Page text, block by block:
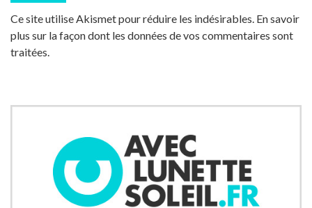
Ce site utilise Akismet pour réduire les indésirables. En savoir
plus sur la façon dont les données de vos commentaires sont
traitées.